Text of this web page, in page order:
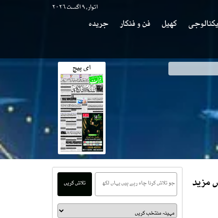
اتوار, ۹ اگست ۲۰۲۶
کھیل فن و فنکار
جریدہ
جی کاانکشاف ای پیج
مزید
تلاش کریں